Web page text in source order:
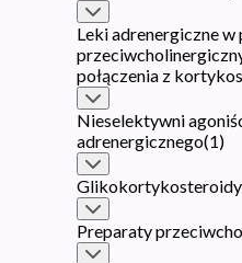
Leki adrenergiczne w
połączenia z
Nieselektywni
adrenergicznego(1)
Glikokortykosteroidy
Preparaty